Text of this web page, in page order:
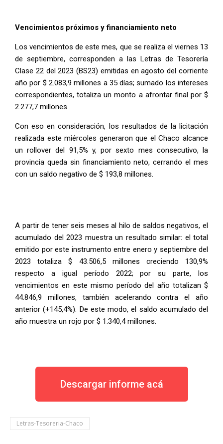
Vencimientos próximos y financiamiento neto
Los vencimientos de este mes, que se realiza el viernes 13
de septiembre, corresponden a las Letras de Tesorería
Clase 22 del 2023 (BS23) emitidas en agosto del corriente
año por $ 2.083,9 millones a 35 días; sumado los intereses
correspondientes, totaliza un monto a afrontar final por $
2.277,7 millones.
Con eso en consideración, los resultados de la licitación
realizada este miércoles generaron que el Chaco alcance
un rollover del 91,5% y, por sexto mes consecutivo, la
provincia queda sin financiamiento neto, cerrando el mes
con un saldo negativo de $ 193,8 millones.
A partir de tener seis meses al hilo de saldos negativos, el
acumulado del 2023 muestra un resultado similar: el total
emitido por este instrumento entre enero y septiembre del
2023 totaliza $ 43.506,5 millones creciendo 130,9%
respecto a igual período 2022; por su parte, los
vencimientos en este mismo período del año totalizan $
44.846,9 millones, también acelerando contra el año
anterior (+145,4%). De este modo, el saldo acumulado del
año muestra un rojo por $ 1.340,4 millones.
Descargar informe acá
Letras-Tesoreria-Chaco